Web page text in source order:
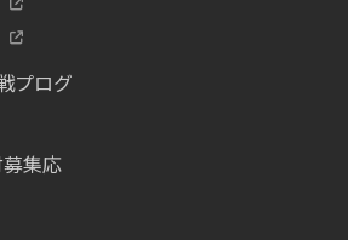
プログ
集応